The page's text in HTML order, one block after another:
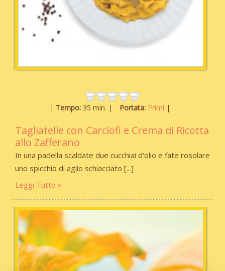
Tempo: 35 min. Portata: Primi
Tagliatelle con Carciofi e Crema di Ricotta
allo Zafferano
In una padella scaldate due cucchiai d'olio e fate rosolare
uno spicchio di aglio schiacciato
Leggi Tutto